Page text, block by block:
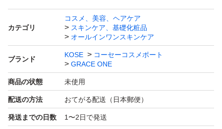
【２個セット】 コーセーコスメポート グレイスワン薬用
リンクル リペアジェル 詰替 90g×2
シワ改善とシミ対策※1を1品で叶える、極上プレミアム
エイジングケア※2です。（※1※メラニンの生成を抑
え、シミ・ソバカスを防ぐ。※2年齢の応じたケア）
有効成分ナイアシンアミド配合。
うるおいリフト×ハリツヤ成分：2種のコラーゲン・3種の
カテゴリ
コスメ、美容、ヘアケア
スキンケア、基礎化粧品
オールインワンスキンケア
ブランド
KOSE
コーセーコスメポート
GRACE ONE
商品の状態 未使用
配送の方法 おてがる配送（日本郵便）
発送までの日数 1〜2日で発送